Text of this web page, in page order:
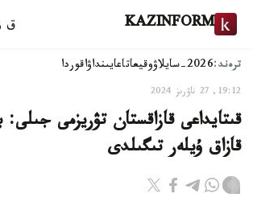
KAZINFORM ق
ترەند:2026-سايلاۋ وقيعاتاعايىنداۋاقوردا
19:12, 27 ناۋرىز 2024
قىتايداعى قازاقستان تۋريزمى جىلى:
قازاق ۇيلەر تىگىلدى